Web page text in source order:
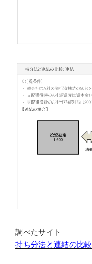
調べたサイト
持ち分法と連結の比較